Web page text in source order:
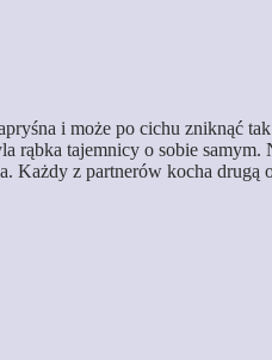
i może po cichu zniknąć
rąbka tajemnicy o sobie samym.
Każdy z partnerów kocha drugą